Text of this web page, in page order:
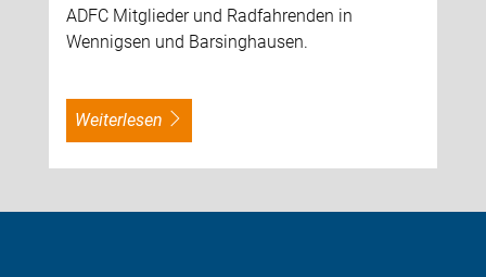
ADFC Mitglieder und Radfahrenden in
Wennigsen und Barsinghausen.
weiterlesen